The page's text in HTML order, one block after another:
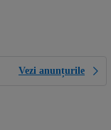
Vezi anunțurile